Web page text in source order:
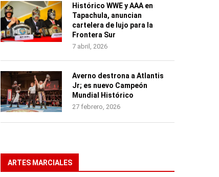
Histórico WWE y AAA en
Tapachula, anuncian
cartelera de lujo para la
Frontera Sur
7 abril, 2026
Averno destrona a Atlantis
Jr; es nuevo Campeón
Mundial Histórico
27 febrero, 2026
ARTES MARCIALES